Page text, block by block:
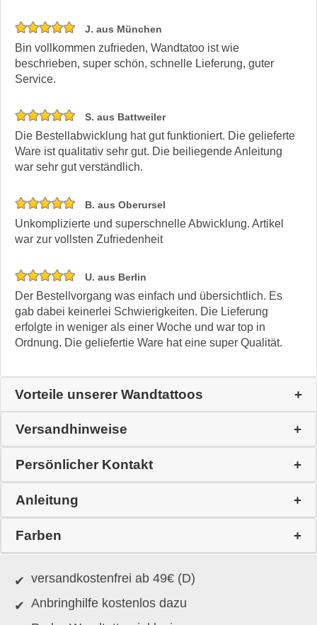
J. aus München
Bin vollkommen zufrieden, Wandtatoo ist wie
beschrieben, super schön, schnelle Lieferung, guter
Service.
S. aus Battweiler
Die Bestellabwicklung hat gut funktioniert. Die gelieferte
Ware ist qualitativ sehr gut. Die beiliegende Anleitung
war sehr gut verständlich.
B. aus Oberursel
Unkomplizierte und superschnelle Abwicklung. Artikel
war zur vollsten Zufriedenheit
U. aus Berlin
Der Bestellvorgang was einfach und übersichtlich. Es
gab dabei keinerlei Schwierigkeiten. Die Lieferung
erfolgte in weniger als einer Woche und war top in
Ordnung. Die geliefertie Ware hat eine super Qualität.
Vorteile unserer Wandtattoos
Versandhinweise
Persönlicher Kontakt
Anleitung
Farben
versandkostenfrei ab 49€ (D)
Anbringhilfe kostenlos dazu